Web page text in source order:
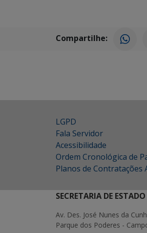
Compartilhe:
LGPD
Fala Servidor
Acessibilidade
Ordem Cronológica de
Planos de Contratações
SECRETARIA DE
Av. Des. José Nunes da
Parque dos Poderes -